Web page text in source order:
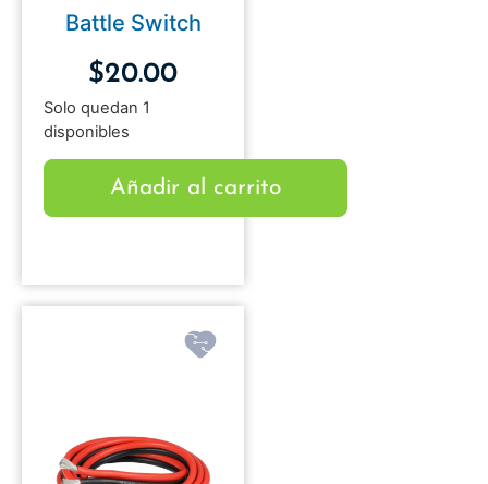
Battle Switch
$20.00
Solo quedan 1
disponibles
Añadir al carrito